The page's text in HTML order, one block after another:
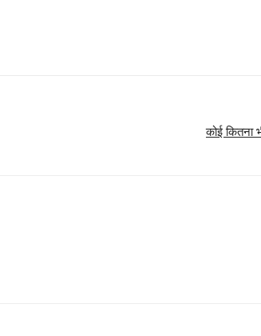
कोई कितना